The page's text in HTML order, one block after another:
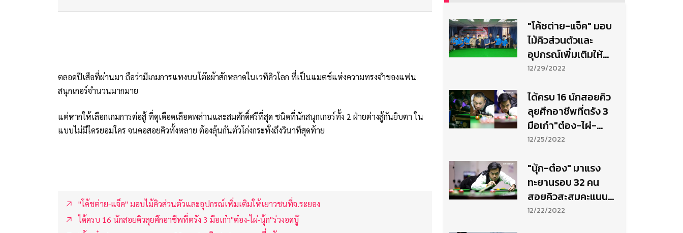
ตลอดปีเสือที่ผ่านมา ถือว่ามีเกมการแทงบนโต๊ะผ้าสักหลาดในเวทีคิวโลก ที่เป็นแมตช์แห่งความทรงจำของแฟน
สนุกเกอร์จำนวนมากมาย
แต่หากให้เลือกเกมการต่อสู้ ที่ดุเดือดเลือดพล่านและสมศักดิ์ศรีที่สุด ชนิดที่นักสนุกเกอร์ทั้ง 2 ฝ่ายต่างสู้กันยิบตา ใน
แบบไม่มีใครยอมใคร จนคอสอยคิวทั้งหลาย ต้องลุ้นกันตัวโก่งกระทั่งถึงวินาทีสุดท้าย
"โค้ชต่าย-แจ็ค" มอบไม้คิวส่วนตัวและอุปกรณ์เพิ่มเติมให้เยาวชนที่จ.ระยอง
ได้ครบ 16 นักสอยคิวลุยศึกอาชีพที่ตรัง 3 มือเก๋า"ต๋อง-ไผ่-นุ้ก"ร่วงอดบู๊
"โค้ชต่าย-แจ็ค" มอบ
ไม้คิวส่วนตัวและ
อุปกรณ์เพิ่มเติมให้
เยาวชนที่จ.ระยอง
12/29/2022
ได้ครบ 16 นักสอยคิว
ลุยศึกอาชีพที่ตรัง 3
มือเก๋า"ต๋อง-ไผ่-
นุ้ก"ร่วงอดบู๊
12/25/2022
"นุ้ก-ต๋อง" มาแรง
ทะยานรอบ 32 คน
สอยคิวสะสมคะแนนที่
ตรัง
12/22/2022